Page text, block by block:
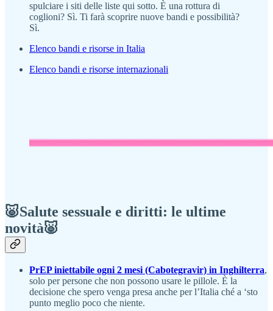
spulciare i siti delle liste qui sotto. È una rottura di
coglioni? Sì. Ti farà scoprire nuove bandi e possibilità?
Sì.
Elenco bandi e risorse in Italia
Elenco bandi e risorse internazionali
🐷Salute sessuale e diritti: le ultime
novità🐷
PrEP iniettabile ogni 2 mesi (Cabotegravir) in Inghilterra,
solo per persone che non possono usare le pillole. È la
decisione che spero venga presa anche per l’Italia ché a ‘sto
punto meglio poco che niente.